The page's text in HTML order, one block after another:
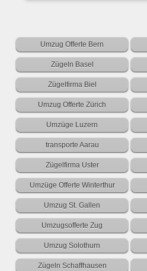
Umzug Offerte Bern
Zügeln Basel
Zügelfirma Biel
Umzug Offerte Zürich
Umzüge Luzern
transporte Aarau
Zügelfirma Uster
Umzüge Offerte Winterthur
Umzug St. Gallen
Umzugsofferte Zug
Umzug Solothurn
Zügeln Schaffhausen